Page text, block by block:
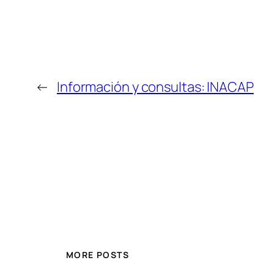
← Información y consultas: INACAP
MORE POSTS